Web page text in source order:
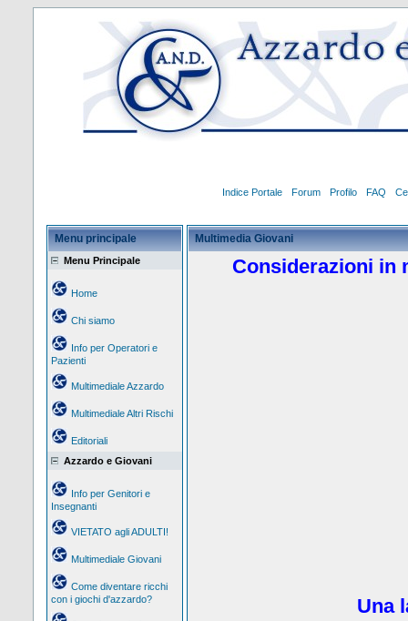
Indice Portale Forum Profilo FAQ
Menu principale
Menu Principale
Home
Chi siamo
Info per Operatori e
Pazienti
Multimediale Azzardo
Multimediale Altri Rischi
Editoriali
Azzardo e Giovani
Info per Genitori e
Insegnanti
VIETATO agli ADULTI!
Multimediale Giovani
Come diventare ricchi
con i giochi d'azzardo?
Multimedia Giovani
Considerazioni in
Una